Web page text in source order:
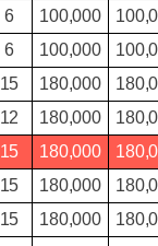
6 100,000
6 100,000
15 180,000
12 180,000
15 180,000
15 180,000
15 180,000